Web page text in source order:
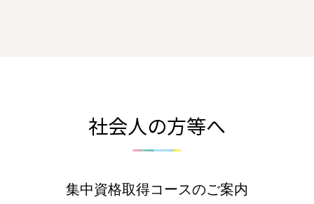
社会人の方等へ
集中資格取得コースのご案内